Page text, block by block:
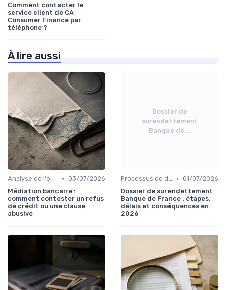
Comment contacter le
service client de CA
Consumer Finance par
téléphone ?
À lire aussi
Analyse de l'offre de prêt • 03/07/2026
Médiation bancaire :
comment contester un refus
de crédit ou une clause
abusive
Dossier de
surendettement
Banque de...
Processus de demande • 01/07/2026
Dossier de surendettement
Banque de France : étapes,
délais et conséquences en
2026